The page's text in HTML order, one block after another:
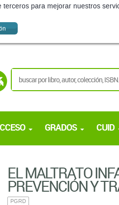
terceros para mejorar nuestros
GRADOS CUID
EL MALTRATO
PREVENCIÓN Y
PGRD